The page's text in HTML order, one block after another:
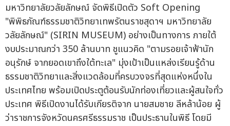
มหาวิทยาลัยวลัยลักษณ์ จัดพิธีเปิดตัว Soft Opening
"พิพิธภัณฑ์ธรรมชาติวิทยาเทพรัตนราชสุดาฯ มหาวิทยาลัย
วลัยลักษณ์" (SIRIN MUSEUM) อย่างเป็นทางการ ภายใต้
งบประมาณกว่า 350 ล้านบาท ชูแนวคิด "ตามรอยเจ้าฟ้านัก
อนุรักษ์ จากยอดเขาถึงใต้ทะเล" มุ่งเป้าเป็นแหล่งเรียนรู้ด้าน
ธรรมชาติวิทยาและสิ่งแวดล้อมที่ครบวงจรที่สุดแห่งหนึ่งใน
ประเทศไทย พร้อมเปิดประตูต้อนรับนักท่องเที่ยวและผู้สนใจทั่ว
ประเทศ พิธีเปิดงานได้รับเกียรติจาก นายสมชาย ลีหล้าน้อย ผู้
ว่าราชการจังหวัดนครศรีธรรมราช เป็นประธานในพิธี โดยมี